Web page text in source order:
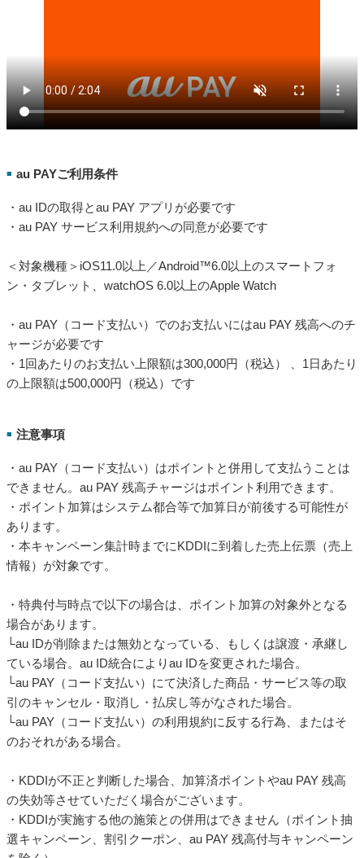
■ au PAYご利用条件
・au IDの取得とau PAY アプリが必要です
・au PAY サービス利用規約への同意が必要です
＜対象機種＞iOS11.0以上／Android™6.0以上のスマートフォ
ン・タブレット、watchOS 6.0以上のApple Watch
・au PAY（コード支払い）でのお支払いにはau PAY 残高へのチ
ャージが必要です
・1回あたりのお支払い上限額は300,000円（税込） 、1日あたり
の上限額は500,000円（税込）です
■ 注意事項
・au PAY（コード支払い）はポイントと併用して支払うことは
できません。au PAY 残高チャージはポイント利用できます。
・ポイント加算はシステム都合等で加算日が前後する可能性が
あります。
・本キャンペーン集計時までにKDDIに到着した売上伝票（売上
情報）が対象です。
・特典付与時点で以下の場合は、ポイント加算の対象外となる
場合があります。
└au IDが削除または無効となっている、もしくは譲渡・承継し
ている場合。au ID統合によりau IDを変更された場合。
└au PAY（コード支払い）にて決済した商品・サービス等の取
引のキャンセル・取消し・払戻し等がなされた場合。
└au PAY（コード支払い）の利用規約に反する行為、またはそ
のおそれがある場合。
・KDDIが不正と判断した場合、加算済ポイントやau PAY 残高
の失効等させていただく場合がございます。
・KDDIが実施する他の施策との併用はできません（ポイント抽
選キャンペーン、割引クーポン、au PAY 残高付与キャンペーン